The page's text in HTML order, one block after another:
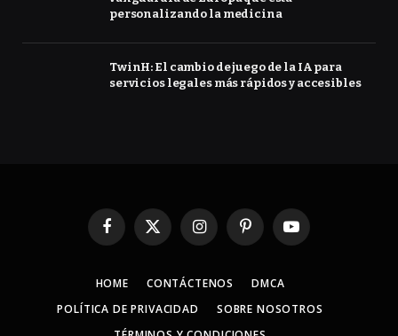
personalizando la medicina
TwinH: El cambio de juego de la IA para
servicios legales más rápidos y accesibles
Facebook
X
InstagramPinterestYouTube
HOME CONTÁCTENOS
DMCA
POLÍTICA DE PRIVACIDAD
SOBRE NOSOTROS